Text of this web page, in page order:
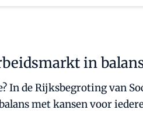
in
de Rijksbegroting van
met kansen voor